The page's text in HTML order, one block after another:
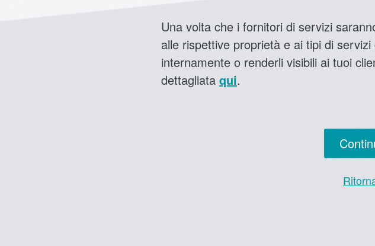
Una volta che i fornitori di servizi
alle rispettive proprietà e ai tipi di
internamente o renderli visibili ai tuoi
dettagliata qui.